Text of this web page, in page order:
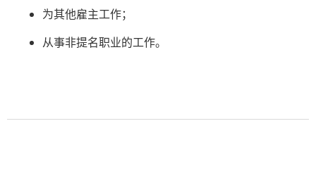
为其他雇主工作；
从事非提名职业的工作。